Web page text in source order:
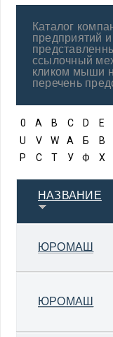
Каталог
предприятий
ссылочный
кликом мыши
перечень
0 A B C D E
U
V W А Б В
Р
С Т У Ф Х
НАЗВАНИЕ
ЮРОМАШ
ЮРОМАШ